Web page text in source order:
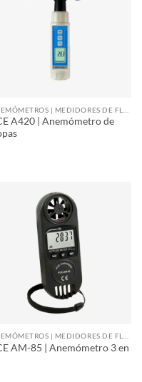
A420 | Anemómetro de
AM-85 | Anemómetro 3 en